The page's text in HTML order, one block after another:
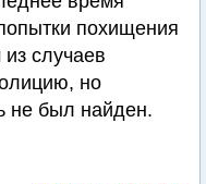
похищения
случаев
но
не был найден.